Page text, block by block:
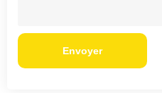
Envoyer